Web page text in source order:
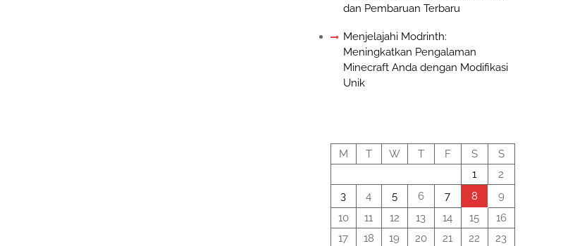
dan Pembaruan Terbaru
Menjelajahi Modrinth:
Meningkatkan Pengalaman
Minecraft Anda dengan Modifikasi
Unik
M
T W T F S
S
1
2
3
4 5 6 7 8
9
10
11 12 13 14 15
16
17
18 19 20 21 22
23